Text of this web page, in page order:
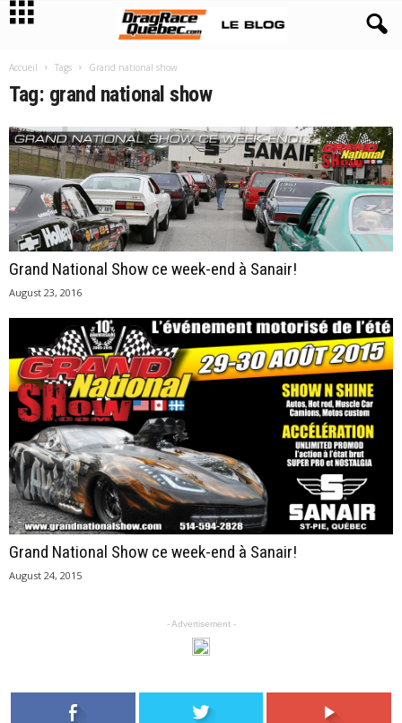
Accueil Tags Grand national show
Tag: grand national show
Grand National Show ce week-end à Sanair!
August 23, 2016
Grand National Show ce week-end à Sanair!
August 24, 2015
- Advertisement -